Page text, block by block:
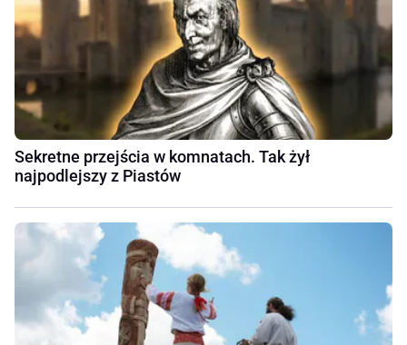
Sekretne przejścia w komnatach. Tak żył
najpodlejszy z Piastów